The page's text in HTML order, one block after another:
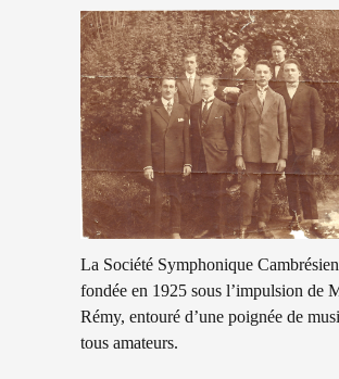
La Société Symphonique
fondée en 1925 sous l’impulsion de
Rémy, entouré d’une poignée de
tous amateurs.